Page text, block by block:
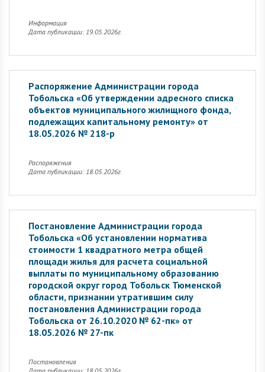
Информация
Дата публикации: 19.05.2026г.
Распоряжение Администрации города
Тобольска «Об утверждении адресного списка
объектов муниципального жилищного фонда,
подлежащих капитальному ремонту» от
18.05.2026 № 218-р
Распоряжения
Дата публикации: 18.05.2026г.
Постановление Администрации города
Тобольска «Об установлении норматива
стоимости 1 квадратного метра общей
площади жилья для расчета социальной
выплаты по муниципальному образованию
городской округ город Тобольск Тюменской
области, признании утратившим силу
постановления Администрации города
Тобольска от 26.10.2020 № 62-пк» от
18.05.2026 № 27-пк
Постановления